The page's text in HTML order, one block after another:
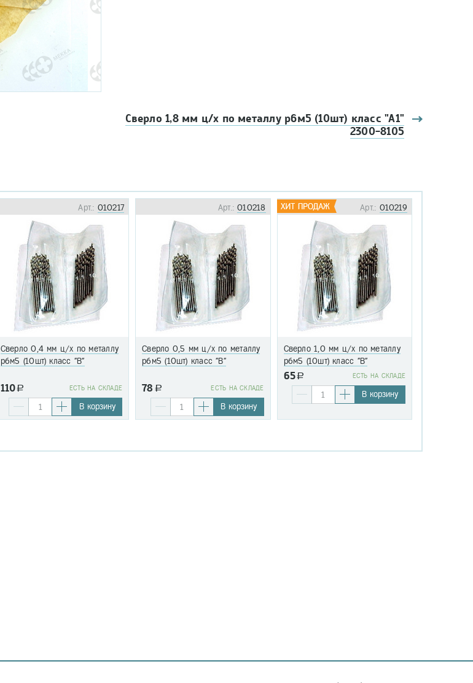
Сверло 1,8 мм ц/х по металлу р6м5 (10шт) класс "А1"
2300-8105
Арт.: 010217
Сверло 0,4 мм ц/х по металлу
р6м5 (10шт) класс "В"
110a EСТЬ НА СКЛАДЕ
В корзину
Арт.:010218
Сверло 0,5 мм ц/х по металлу
р6м5 (10шт) класс "В"
78 a EСТЬ НА СКЛАДЕ
В корзину
Арт.: 010219
Сверло 1,0 мм ц/х по металлу
р6м5 (10шт) класс "В"
65a EСТЬ НА СКЛАДЕ
В корзину